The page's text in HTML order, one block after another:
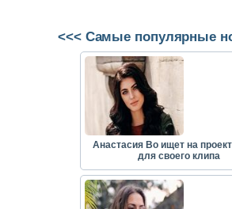
<<< Самые популярные
Анастасия Во ищет на
для своего клипа